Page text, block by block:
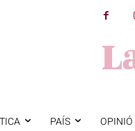
PAÍS OPINIÓ